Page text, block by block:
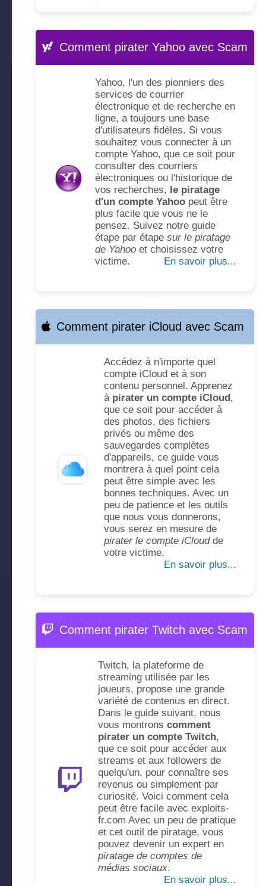
Comment pirater Yahoo avec Scam
Yahoo, l'un des pionniers des
services de courrier
électronique et de recherche en
ligne, a toujours une base
d'utilisateurs fidèles. Si vous
souhaitez vous connecter à un
compte Yahoo, que ce soit pour
consulter des courriers
électroniques ou l'historique de
vos recherches, le piratage
d'un compte Yahoo peut être
plus facile que vous ne le
pensez. Suivez notre guide
étape par étape sur le piratage
de Yahoo et choisissez votre
victime.
En savoir plus...
Comment pirater iCloud avec Scam
Accédez à n'importe quel
compte iCloud et à son
contenu personnel. Apprenez
à pirater un compte iCloud,
que ce soit pour accéder à
des photos, des fichiers
privés ou même des
sauvegardes complètes
d'appareils, ce guide vous
montrera à quel point cela
peut être simple avec les
bonnes techniques. Avec un
peu de patience et les outils
que nous vous donnerons,
vous serez en mesure de
pirater le compte iCloudde
votre victime.
En savoir plus...
Comment pirater Twitch avec Scam
Twitch, la plateforme de
streaming utilisée par les
joueurs, propose une grande
variété de contenus en direct.
Dans le guide suivant, nous
vous montrons comment
pirater un compte Twitch,
que ce soit pour accéder aux
streams et aux followers de
quelqu'un, pour connaître ses
revenus ou simplement par
curiosité. Voici comment cela
peut être facile avec exploits-
fr.com Avec un peu de pratique
et cet outil de piratage, vous
pouvez devenir un expert en
piratage de comptes de
médias sociaux.
En savoir plus...